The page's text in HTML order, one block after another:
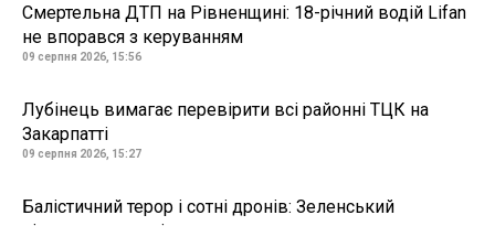
Смертельна ДТП на Рівненщині: 18-річний водій Lifan
не впорався з керуванням
09 серпня 2026, 15:56
Лубінець вимагає перевірити всі районні ТЦК на
Закарпатті
09 серпня 2026, 15:27
Балістичний терор і сотні дронів: Зеленський